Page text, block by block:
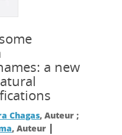
a new
Chagas, Auteur ;
, Auteur |